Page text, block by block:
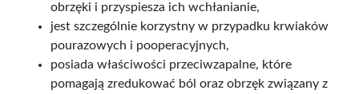
obrzęki i przyspiesza ich wchłanianie,
jest szczególnie korzystny w przypadku krwiaków
pourazowych i pooperacyjnych,
posiada właściwości przeciwzapalne, które
pomagają zredukować ból oraz obrzęk związany z